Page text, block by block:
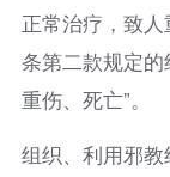
正常治疗，致
条第二款规定的
重伤、死亡”。
组织、利用邪